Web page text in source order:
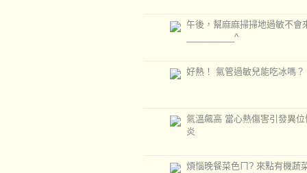
午後，幫麻麻掃掃地過敏不會
__________^
好熱！ 氣管過敏兒能吃冰嗎？
氣溫飆高 當心熱傷害引發異位
炎
煩惱晚餐菜色ㄇ? 來點有機蔬